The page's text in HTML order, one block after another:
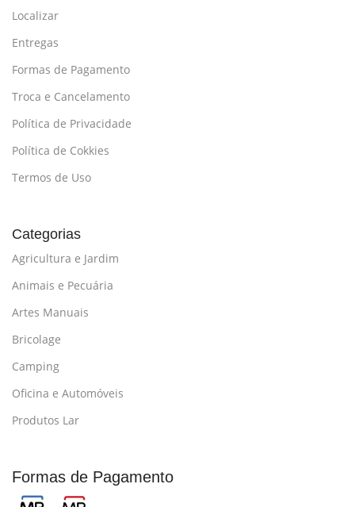
Localizar
Entregas
Formas de Pagamento
Troca e Cancelamento
Política de Privacidade
Política de Cokkies
Termos de Uso
Categorias
Agricultura e Jardim
Animais e Pecuária
Artes Manuais
Bricolage
Camping
Oficina e Automóveis
Produtos Lar
Formas de Pagamento